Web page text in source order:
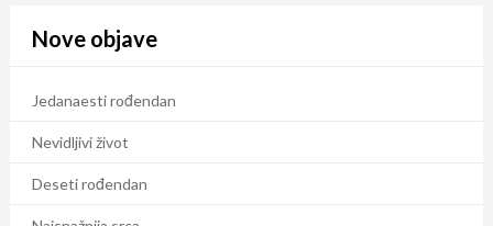
Nove objave
Jedanaesti rođendan
Nevidljivi život
Deseti rođendan